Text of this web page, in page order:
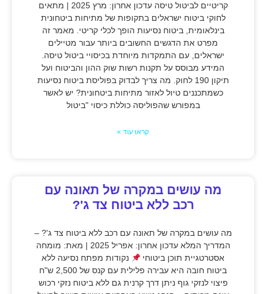
קריטיים לביטול טיסה עדכון אחרון: מרץ 2025 | מתאים
לחוקי ביטוח ישראלים בתקופות של מתיחות ביטחונית
בינלאומית, ביטוח נסיעות הופך לכלי קריטי. מאמר זה
מפרט את הדגשים החשובים ביותר עבור מטיילים
ישראלים, עם התמקדות מיוחדת בכיסויי ביטול טיסה.
המידע מבוסס על תקנות רשות שוק ההון והביטוח ועל
תיקון 190 לחוק. מה צריך לבדוק בפוליסת ביטוח נסיעות
כשמתכננים טיול לאזור מתיחות ביטחונית? יש לאשר
במפורש שהפוליסה כוללת כיסוי "ביטול
קראו עוד »
מה עושים במקרה של תאונה עם
רכב ללא ביטוח צד ג'?
מה עושים במקרה של תאונה עם רכב ללא ביטוח צד ג'? –
המדריך המלא עדכון אחרון: אפריל 2025 | מאת: מומחה
אסטרטגיית תוכן ביטוחי
נקודות מפתח נסיעה ללא
ביטוח חובה היא עבירה פלילית עם קנס של 2,500 ש"ח
פיצוי לנזקי גוף ניתן דרך קרנית גם ללא ביטוח נזקי רכוש